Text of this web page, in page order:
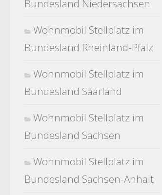
Bundesland Niedersachsen
Wohnmobil Stellplatz im
Bundesland Rheinland-Pfalz
Wohnmobil Stellplatz im
Bundesland Saarland
Wohnmobil Stellplatz im
Bundesland Sachsen
Wohnmobil Stellplatz im
Bundesland Sachsen-Anhalt